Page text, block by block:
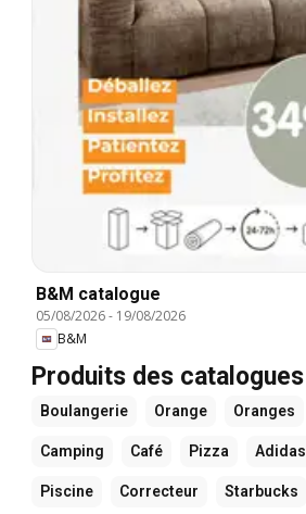
B&M catalogue
05/08/2026- 19/08/2026
B&M
Produits des catalogues
Boulangerie Orange Oranges
Camping Café Pizza Adidas
Piscine Correcteur Starbucks